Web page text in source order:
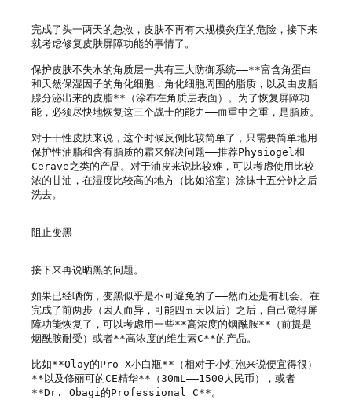
完成了头一两天的急救，皮肤不再有大规模炎症的危险，接下来
就考虑修复皮肤屏障功能的事情了。
保护皮肤不失水的角质层一共有三大防御系统——**富含角蛋白
和天然保湿因子的角化细胞，角化细胞周围的脂质，以及由皮脂
腺分泌出来的皮脂**（涂布在角质层表面）。为了恢复屏障功
能，必须尽快地恢复这三个战士的能力——而重中之重，是脂质。
对于干性皮肤来说，这个时候反倒比较简单了，只需要简单地用
保护性油脂和含有脂质的霜来解决问题——推荐Physiogel和
Cerave之类的产品。对于油皮来说比较难，可以考虑使用比较
浓的甘油，在湿度比较高的地方（比如浴室）涂抹十五分钟之后
洗去。
阻止变黑
接下来再说晒黑的问题。
如果已经晒伤，变黑似乎是不可避免的了——然而还是有机会。在
完成了前两步（因人而异，可能四五天以后）之后，自己觉得屏
障功能恢复了，可以考虑用一些**高浓度的烟酰胺**（前提是
烟酰胺耐受）或者**高浓度的维生素C**的产品。
比如**Olay的Pro X小白瓶**（相对于小灯泡来说便宜得很）
**以及修丽可的CE精华**（30mL——1500人民币），或者
**Dr. Obagi的Professional C**。